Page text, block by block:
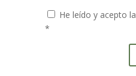
He leído y acepto la
*